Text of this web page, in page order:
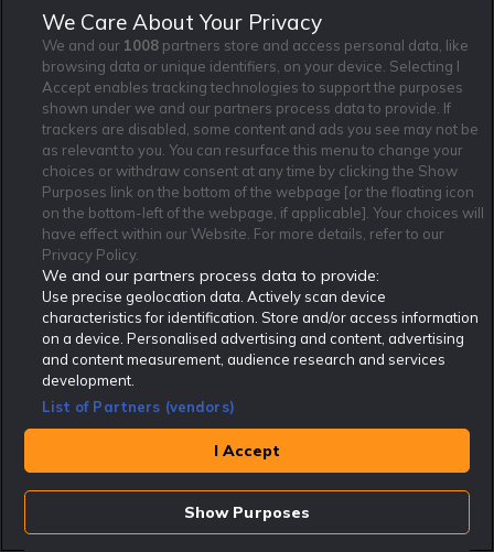
Upp till 1500 kr spelkrediter
18+ Spela ansvarsfullt | Nya kunder | Regler & villkor gäller
100% upp till 1000 kr
18+ Spela ansvarsfullt | Nya kunder | Regler & villkor gäller
1250kr Gratisspel (ny licens = bonus för
alla)
25+ Spela ansvarsfullt | Nya kunder | Regler & villkor gäller
Se alla erbjudanden
Få våra senaste speltips här!
We Care About Your Privacy
We and our 1008 partners store and access personal data, like
browsing data or unique identifiers, on your device. Selecting I
Accept enables tracking technologies to support the purposes
shown under we and our partners process data to provide. If
trackers are disabled, some content and ads you see may not be
as relevant to you. You can resurface this menu to change your
choices or withdraw consent at any time by clicking the Show
Purposes link on the bottom of the webpage [or the floating icon
on the bottom-left of the webpage, if applicable]. Your choices will
have effect within our Website. For more details, refer to our
Privacy Policy.
We and our partners process data to provide:
Use precise geolocation data. Actively scan device
characteristics for identification. Store and/or access information
on a device. Personalised advertising and content, advertising
and content measurement, audience research and services
development.
List of Partners (vendors)
I Accept
Show Purposes